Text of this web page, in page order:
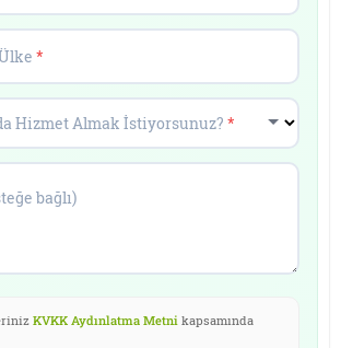
Ülke*
Hizmet Almak İstiyorsunuz?*
bağlı)
KVKK Aydınlatma Metnikapsamında